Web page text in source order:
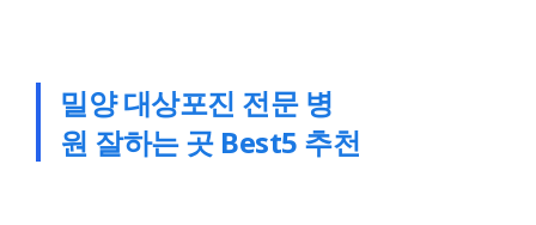
밀양 대상포진 전문 병
원 잘하는 곳 Best5 추천